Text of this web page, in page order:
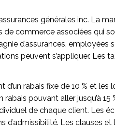
générales inc. La
de commerce associées qui
d’assurances, employées
peuvent s’appliquer. Les
rabais fixe de 10 % et les
pouvant aller jusqu’à 15
de chaque client. Les
d’admissibilité. Les clauses